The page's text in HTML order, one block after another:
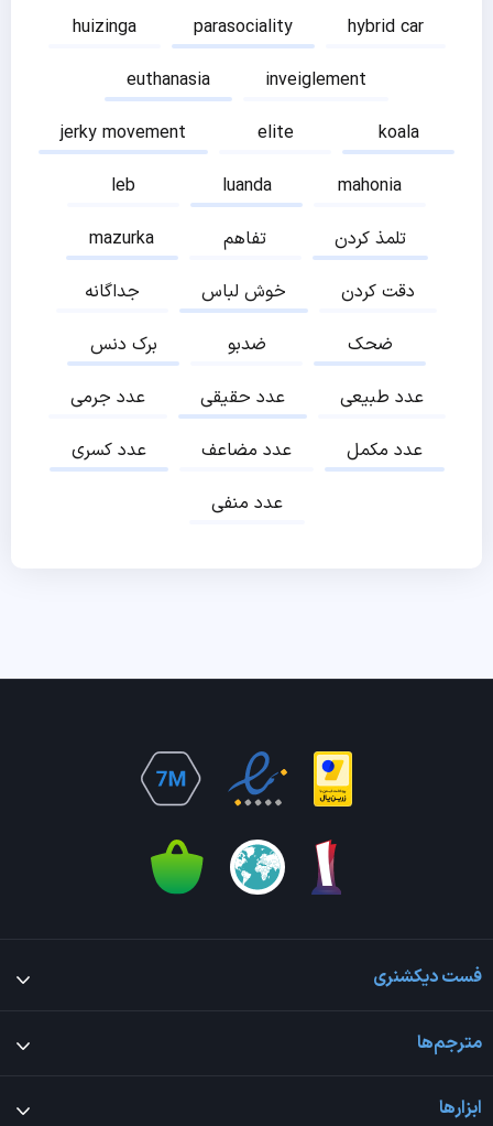
huizinga
parasociality
hybrid car
euthanasia
inveiglement
jerky movement
elite
koala
leb
luanda
mahonia
mazurka
تفاهم
تلمذ کردن
جداگانه
خوش لباس
دقت کردن
برک دنس
ضدبو
ضحک
عدد جرمی
عدد حقیقی
عدد طبیعی
عدد کسری
عدد مضاعف
عدد مکمل
عدد منفی
فست دیکشنری
مترجم‌ها
ابزارها